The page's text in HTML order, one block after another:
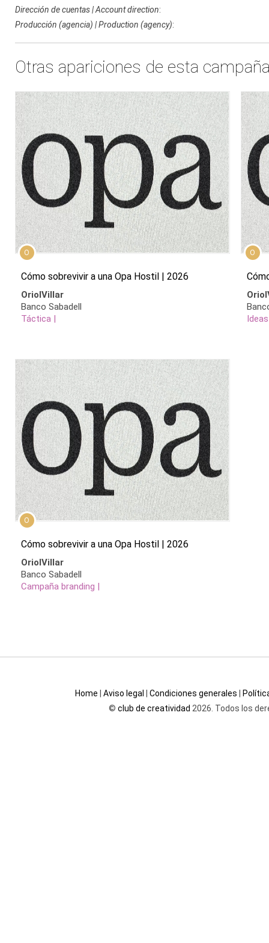
Dirección de cuentas | Account direction:
Producción (agencia) | Production (agency):
Otras apariciones de esta
O
Cómo sobrevivir a una Opa Hostil | 2026
OriolVillar
Banco Sabadell
Táctica |
O
O
Cómo sobrevivir a una Opa Hostil | 2026
OriolVillar
Banco Sabadell
Campaña branding |
Home Aviso legal Condiciones generales
©club de creatividad 2026. Todos los